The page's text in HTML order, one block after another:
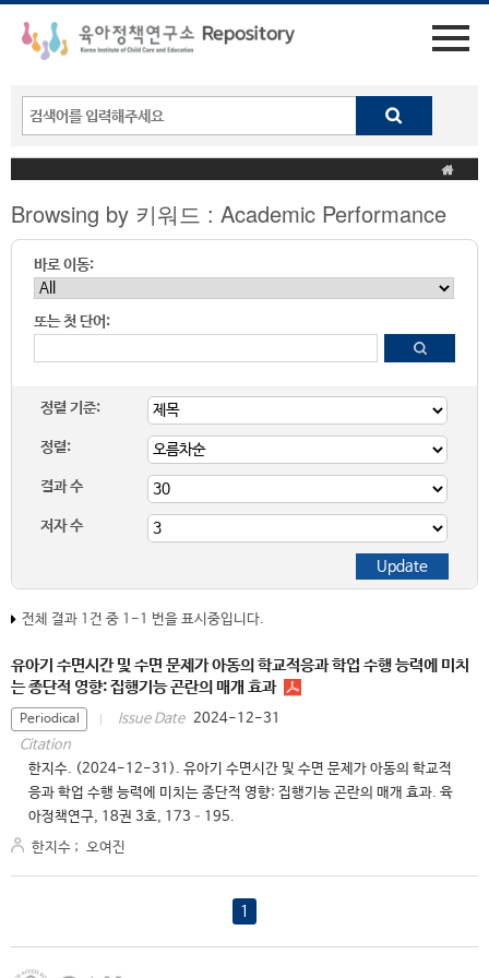
Browsing by 키워드 : Academic Performance
바로 이동:
또는 첫 단어:
정렬 기준:
정렬:
결과 수
저자 수
전체 결과 1건 중 1-1 번을 표시중입니다.
유아기 수면시간 및 수면 문제가 아동의 학교적응과 학업 수행 능력에 미치
는 종단적 영향: 집행기능 곤란의 매개 효과
Periodical Issue Date 2024-12-31
Citation
한지수. (2024-12-31). 유아기 수면시간 및 수면 문제가 아동의 학교적
응과 학업 수행 능력에 미치는 종단적 영향: 집행기능 곤란의 매개 효과. 육
아정책연구, 18권 3호, 173–195.
한지수 ; 오여진
1